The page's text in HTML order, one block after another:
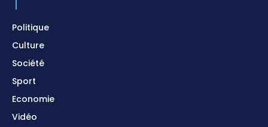
Politique
Culture
Société
Sport
Economie
Vidéo